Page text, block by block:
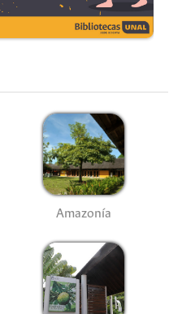
Amazonía